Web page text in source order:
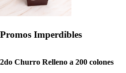
Promos Imperdibles
2do Churro Relleno a 200 colones